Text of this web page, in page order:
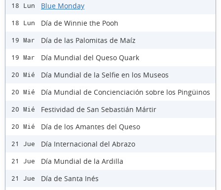
18 Lun Blue Monday
18 Lun Día de Winnie the Pooh
19 Mar Día de las Palomitas de Maíz
19 Mar Día Mundial del Queso Quark
20 Mié Día Mundial de la Selfie en los Museos
20 Mié Día Mundial de Concienciación sobre los Pingüinos
20 Mié Festividad de San Sebastián Mártir
20 Mié Día de los Amantes del Queso
21 Jue Día Internacional del Abrazo
21 Jue Día Mundial de la Ardilla
21 Jue Día de Santa Inés